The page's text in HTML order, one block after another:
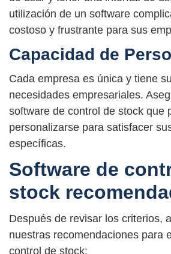
utilización de un software
costoso y frustrante para sus
Capacidad de
Cada empresa es única y tiene
necesidades empresariales.
software de control de stock que
personalizarse para satisfacer
específicas.
Software de
stock
Después de revisar los criterios,
nuestras recomendaciones para
control de stock: